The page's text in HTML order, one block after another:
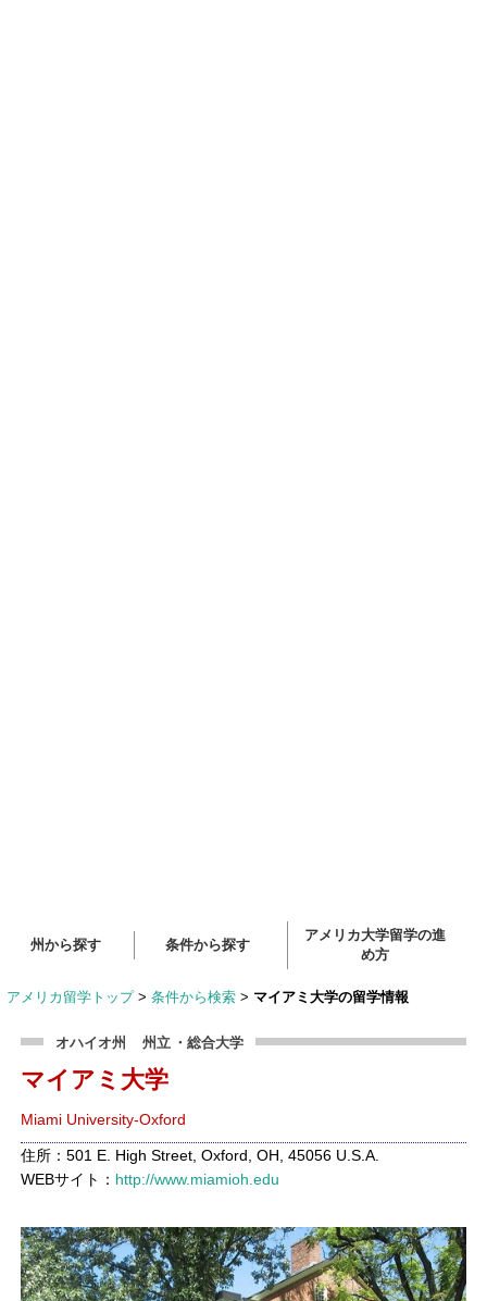
州から探す 条件から探す
アメリカ大学留学の進
め方
アメリカ留学トップ > 条件から検索 > マイアミ大学の留学情報
オハイオ州 州立 ・総合大学
マイアミ大学
Miami University-Oxford
住所：501 E. High Street, Oxford, OH, 45056 U.S.A.
WEBサイト： http://www.miamioh.edu